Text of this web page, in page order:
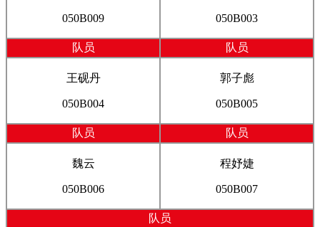
050B009 050B003
队员 队员
王砚丹
050B004
郭子彪
050B005
队员 队员
魏云
050B006
程妤婕
050B007
队员